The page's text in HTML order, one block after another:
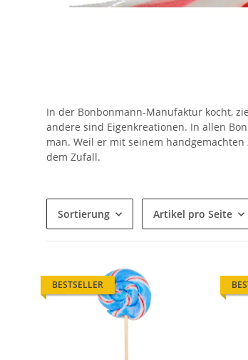
In der Bonbonmann-Manufaktur kocht,
andere sind Eigenkreationen. In allen
man. Weil er mit seinem
dem Zufall.
Sortierung Artikel pro Seite
BESTSELLER